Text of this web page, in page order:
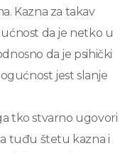
Kazna za takav
da je netko u
da je psihički
jest slanje
tko stvarno ugovori
tuđu štetu kazna i